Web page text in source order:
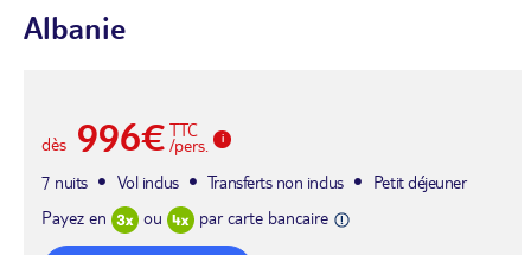
Albanie
dès 996€ TTC
/pers.
7 nuits
Vol inclus Transferts non inclus
Petit déjeuner
Payez en
ou par carte bancaire